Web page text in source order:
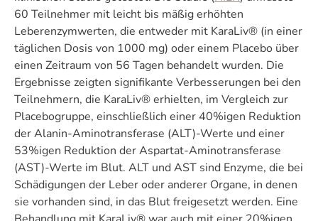
60 Teilnehmer mit leicht bis mäßig erhöhten
Leberenzymwerten, die entweder mit KaraLiv® (in einer
täglichen Dosis von 1000 mg) oder einem Placebo über
einen Zeitraum von 56 Tagen behandelt wurden. Die
Ergebnisse zeigten signifikante Verbesserungen bei den
Teilnehmern, die KaraLiv® erhielten, im Vergleich zur
Placebogruppe, einschließlich einer 40%igen Reduktion
der Alanin-Aminotransferase (ALT)-Werte und einer
53%igen Reduktion der Aspartat-Aminotransferase
(AST)-Werte im Blut. ALT und AST sind Enzyme, die bei
Schädigungen der Leber oder anderer Organe, in denen
sie vorhanden sind, in das Blut freigesetzt werden. Eine